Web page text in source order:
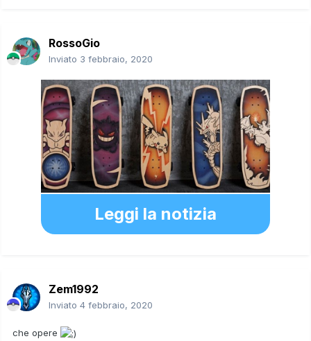
RossoGio
Inviato 3 febbraio, 2020
Leggi la notizia
Zem1992
Inviato 4 febbraio, 2020
che opere